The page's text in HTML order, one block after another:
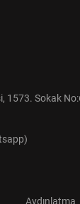
1573. Sokak
Aydınlatma